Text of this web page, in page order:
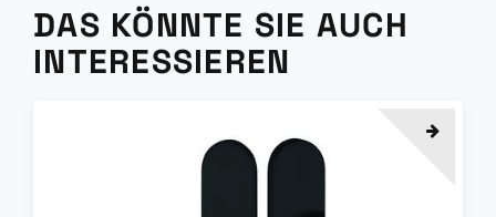
DAS KÖNNTE SIE AUCH
INTERESSIEREN